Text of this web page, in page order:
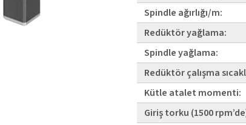
Spindle ağırlığı/m:
Redüktör yağlama:
Spindle yağlama:
Redüktör çalışma
Kütle atalet momenti:
Giriş torku (1500